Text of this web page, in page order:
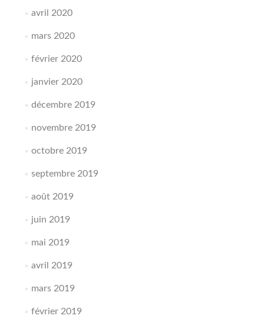
avril 2020
mars 2020
février 2020
janvier 2020
décembre 2019
novembre 2019
octobre 2019
septembre 2019
août 2019
juin 2019
mai 2019
avril 2019
mars 2019
février 2019